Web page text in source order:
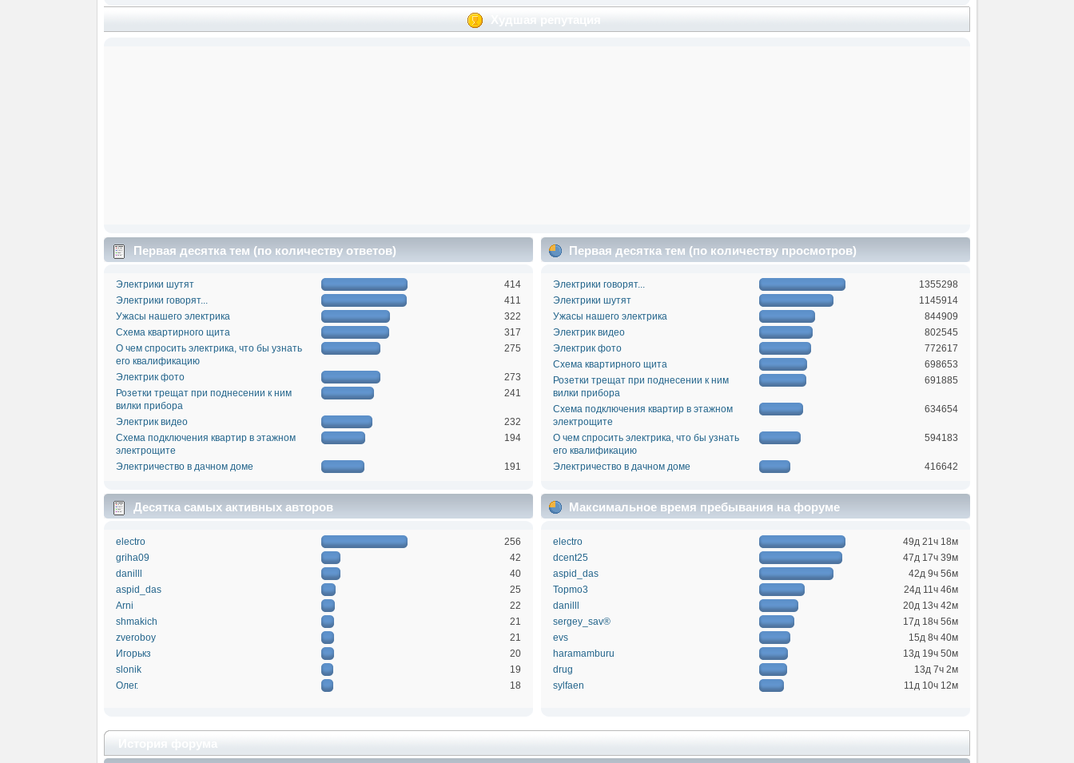
Первая десятка тем (по количеству ответов)
Электрики шутят
414
Электрики говорят...
411
Ужасы нашего электрика
322
Схема квартирного щита
317
О чем спросить электрика, что бы узнать
его квалификацию
275
Электрик фото
273
Розетки трещат при поднесении к ним
вилки прибора
241
Электрик видео
232
Схема подключения квартир в этажном
электрощите
194
Электричество в дачном доме 191
Первая десятка тем (по количеству просмотров)
Электрики говорят...
1355298
Электрики шутят
1145914
Ужасы нашего электрика
844909
Электрик видео
802545
Электрик фото
772617
Схема квартирного щита
698653
Розетки трещат при поднесении к ним
вилки прибора
691885
Схема подключения квартир в этажном
электрощите
634654
О чем спросить электрика, что бы узнать
его квалификацию
594183
Электричество в дачном доме 416642
Десятка самых активных авторов
electro
256
griha09
42
danilll
40
aspid_das
25
Arni
22
shmakich
21
zveroboy
21
Игорькз
20
slonik
19
Олег.
18
Максимальное время пребывания на форуме
electro
49д 21ч 18м
dcent25
47д 17ч 39м
aspid_das
42д 9ч 56м
Topmo3
24д 11ч 46м
danilll
20д 13ч 42м
sergey_sav®
17д 18ч 56м
evs
15д 8ч 40м
haramamburu
13д 19ч 50м
drug
13д 7ч 2м
sylfaen
11д 10ч 12м